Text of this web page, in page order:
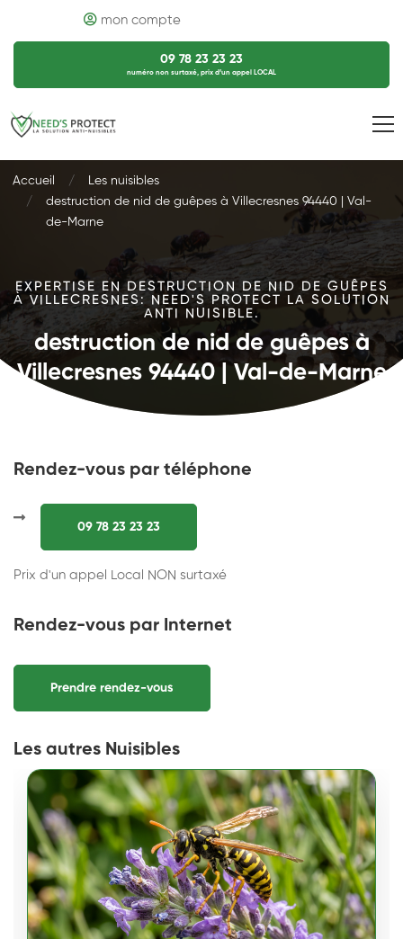
mon compte
09 78 23 23 23
numéro non surtaxé, prix d’un appel LOCAL
Accueil
Les nuisibles
destruction de nid de guêpes à Villecresnes 94440 | Val-
de-Marne
EXPERTISE EN DESTRUCTION DE NID DE GUÊPES
À VILLECRESNES: NEED'S PROTECT LA SOLUTION
ANTI NUISIBLE.
destruction de nid de guêpes à
Villecresnes 94440 | Val-de-Marne
Rendez-vous par téléphone
09 78 23 23 23
Prix d'un appel Local NON surtaxé
Rendez-vous par Internet
Prendre rendez-vous
Les autres Nuisibles